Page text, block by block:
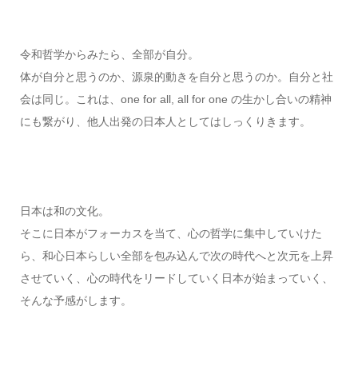
令和哲学からみたら、全部が自分。
体が自分と思うのか、源泉的動きを自分と思うのか。自分と社
会は同じ。これは、one for all, all for one の生かし合いの精神
にも繋がり、他人出発の日本人としてはしっくりきます。
日本は和の文化。
そこに日本がフォーカスを当て、心の哲学に集中していけた
ら、和心日本らしい全部を包み込んで次の時代へと次元を上昇
させていく、心の時代をリードしていく日本が始まっていく、
そんな予感がします。